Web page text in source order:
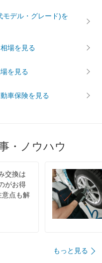
モデル・グレード)を
場を見る
を見る
車保険を見る
・ノウハウ
交換は
がお得
意点も解
もっと見る